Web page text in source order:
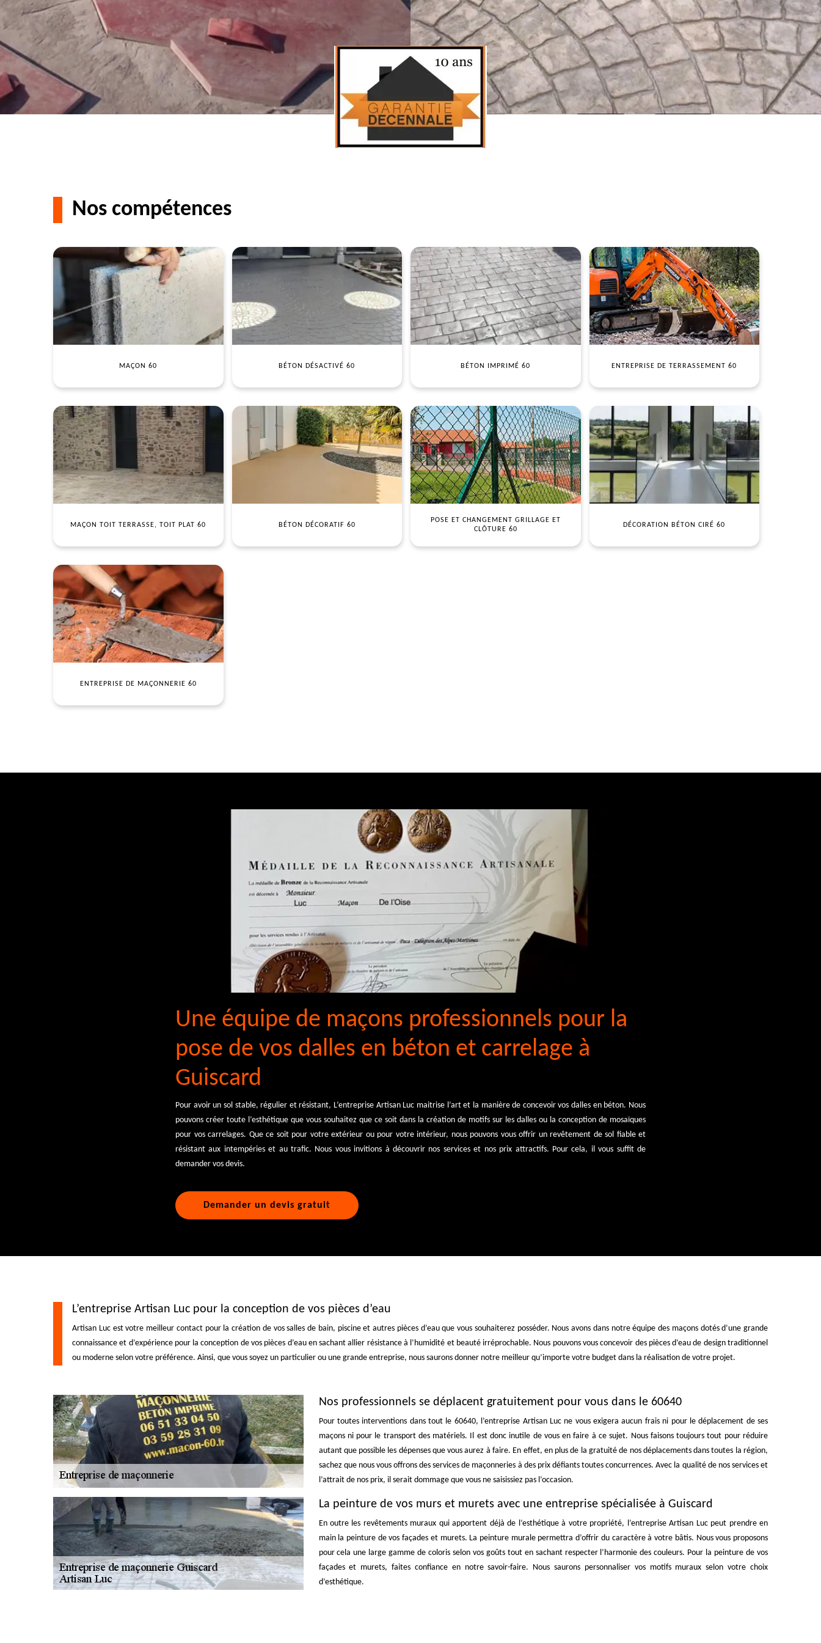
Nos compétences
MAÇON 60 BÉTON DÉSACTIVÉ 60 BÉTON IMPRIMÉ 60 ENTREPRISE DE TERRASSEMENT 60
MAÇON TOIT TERRASSE, TOIT PLAT 60 BÉTON DÉCORATIF 60
POSE ET CHANGEMENT GRILLAGE ET
CLÔTURE 60
DÉCORATION BÉTON CIRÉ 60
ENTREPRISE DE MAÇONNERIE 60
Une équipe de maçons professionnels pour la
pose de vos dalles en béton et carrelage à
Guiscard
Pour avoir un sol stable, régulier et résistant, L’entreprise Artisan Luc maitrise l’art et la manière de concevoir vos dalles en béton. Nous
pouvons créer toute l’esthétique que vous souhaitez que ce soit dans la création de motifs sur les dalles ou la conception de mosaïques
pour vos carrelages. Que ce soit pour votre extérieur ou pour votre intérieur, nous pouvons vous offrir un revêtement de sol fiable et
résistant aux intempéries et au trafic. Nous vous invitions à découvrir nos services et nos prix attractifs. Pour cela, il vous suffit de
demander vos devis.
Demander un devis gratuit
L’entreprise Artisan Luc pour la conception de vos pièces d’eau
Artisan Luc est votre meilleur contact pour la création de vos salles de bain, piscine et autres pièces d’eau que vous souhaiterez posséder. Nous avons dans notre équipe des maçons dotés d’une grande
connaissance et d’expérience pour la conception de vos pièces d’eau en sachant allier résistance à l’humidité et beauté irréprochable. Nous pouvons vous concevoir des pièces d’eau de design traditionnel
ou moderne selon votre préférence. Ainsi, que vous soyez un particulier ou une grande entreprise, nous saurons donner notre meilleur qu’importe votre budget dans la réalisation de votre projet.
Nos professionnels se déplacent gratuitement pour vous dans le 60640
Pour toutes interventions dans tout le 60640, l’entreprise Artisan Luc ne vous exigera aucun frais ni pour le déplacement de ses
maçons ni pour le transport des matériels. Il est donc inutile de vous en faire à ce sujet. Nous faisons toujours tout pour réduire
autant que possible les dépenses que vous aurez à faire. En effet, en plus de la gratuité de nos déplacements dans toutes la région,
sachez que nous vous offrons des services de maçonneries à des prix défiants toutes concurrences. Avec la qualité de nos services et
l’attrait de nos prix, il serait dommage que vous ne saisissiez pas l’occasion.
La peinture de vos murs et murets avec une entreprise spécialisée à Guiscard
En outre les revêtements muraux qui apportent déjà de l’esthétique à votre propriété, l’entreprise Artisan Luc peut prendre en
main la peinture de vos façades et murets. La peinture murale permettra d’offrir du caractère à votre bâtis. Nous vous proposons
pour cela une large gamme de coloris selon vos goûts tout en sachant respecter l’harmonie des couleurs. Pour la peinture de vos
façades et murets, faites confiance en notre savoir-faire. Nous saurons personnaliser vos motifs muraux selon votre choix
d’esthétique.